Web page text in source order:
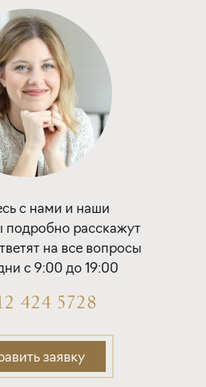
платёж
226 851 руб.
от Альфа Банка
в строящемся доме
Застройщика
1-й взнос
226 851 руб.
с нами и наши
подробно расскажут
на все вопросы
с 9:00 до 19:00
424 5728
заявку